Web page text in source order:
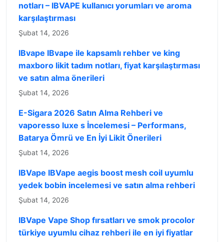
notları – IBVAPE kullanıcı yorumları ve aroma
karşılaştırması
Şubat 14, 2026
IBvape IBvape ile kapsamlı rehber ve king
maxboro likit tadım notları, fiyat karşılaştırması
ve satın alma önerileri
Şubat 14, 2026
E-Sigara 2026 Satın Alma Rehberi ve
vaporesso luxe s İncelemesi – Performans,
Batarya Ömrü ve En İyi Likit Önerileri
Şubat 14, 2026
IBVape IBVape aegis boost mesh coil uyumlu
yedek bobin incelemesi ve satın alma rehberi
Şubat 14, 2026
IBVape Vape Shop fırsatları ve smok procolor
türkiye uyumlu cihaz rehberi ile en iyi fiyatlar